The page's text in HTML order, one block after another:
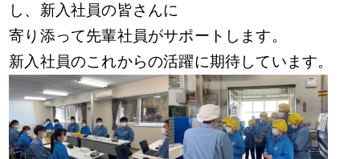
し、新入社員の皆さんに
寄り添って先輩社員がサポートします。
新入社員のこれからの活躍に期待しています。